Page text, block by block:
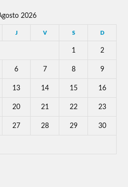
2026
J V S D
1 2
6 7 8 9
13 14 15 16
20 21 22 23
27 28 29 30